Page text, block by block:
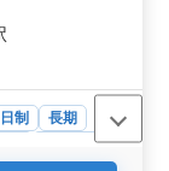
制度あり ＊車
宅あり ＊50
制
長期
業務委託